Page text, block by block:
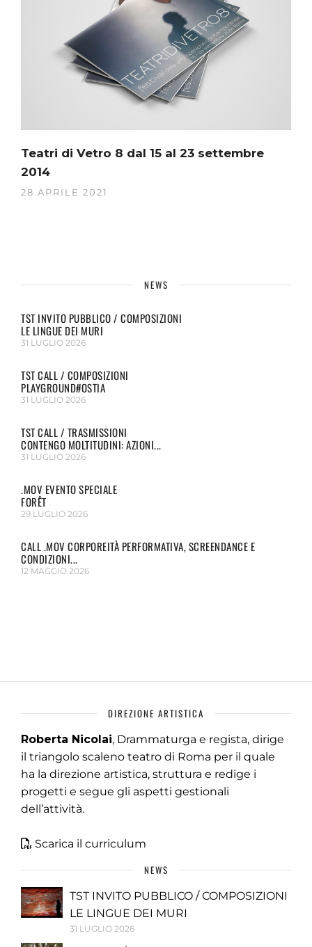
Teatri di Vetro 8 dal 15 al 23 settembre
2014
28 APRILE 2021
NEWS
TST INVITO PUBBLICO / COMPOSIZIONI
LE LINGUE DEI MURI
31 LUGLIO 2026
TST CALL / COMPOSIZIONI
PLAYGROUND#OSTIA
31 LUGLIO 2026
TST CALL / TRASMISSIONI
CONTENGO MOLTITUDINI: AZIONI...
31 LUGLIO 2026
.MOV EVENTO SPECIALE
FORÊT
29 LUGLIO 2026
CALL .MOV CORPOREITÀ PERFORMATIVA, SCREENDANCE E
CONDIZIONI...
12 MAGGIO 2026
DIREZIONE ARTISTICA
Roberta Nicolai, Drammaturga e regista, dirige
il triangolo scaleno teatro di Roma per il quale
ha la direzione artistica, struttura e redige i
progetti e segue gli aspetti gestionali
dell’attività.
Scarica il curriculum
NEWS
TST INVITO PUBBLICO / COMPOSIZIONI
LE LINGUE DEI MURI
31 LUGLIO 2026